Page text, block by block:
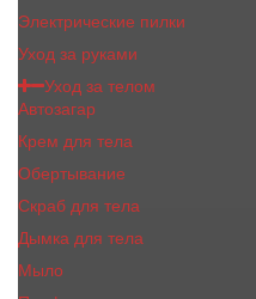
Электрические пилки
Уход за руками
Уход за телом
Автозагар
Крем для тела
Обертывание
Скраб для тела
Дымка для тела
Мыло